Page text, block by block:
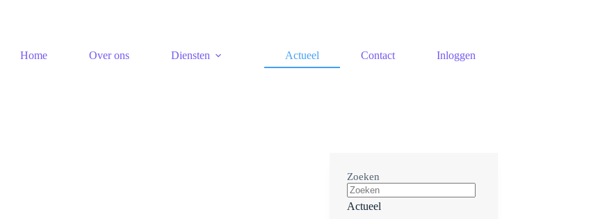
Home
Over ons Diensten Actueel Contact Inloggen
Zoeken
Actueel